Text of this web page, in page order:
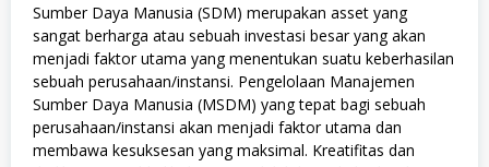
Sumber Daya Manusia (SDM) merupakan asset yang
sangat berharga atau sebuah investasi besar yang akan
menjadi faktor utama yang menentukan suatu keberhasilan
sebuah perusahaan/instansi. Pengelolaan Manajemen
Sumber Daya Manusia (MSDM) yang tepat bagi sebuah
perusahaan/instansi akan menjadi faktor utama dan
membawa kesuksesan yang maksimal. Kreatifitas dan